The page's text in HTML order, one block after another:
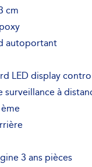
cm
autoportant
LED display
surveillance à
3 ans pièces